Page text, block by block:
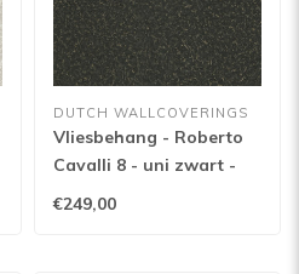
DUTCH WALLCOVERINGS
Vliesbehang - Roberto
Cavalli 8 - uni zwart -
19023
€249,00